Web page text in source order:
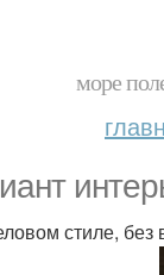
море
стиле, без